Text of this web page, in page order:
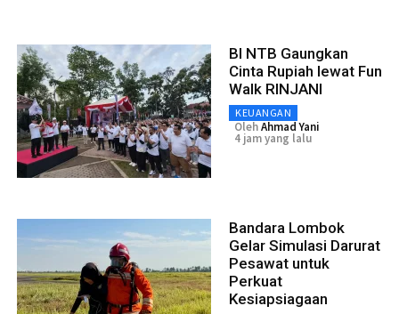
BI NTB Gaungkan
Cinta Rupiah lewat Fun
Walk RINJANI
KEUANGAN
OlehAhmad Yani
4 jam yang lalu
Bandara Lombok
Gelar Simulasi Darurat
Pesawat untuk
Perkuat
Kesiapsiagaan